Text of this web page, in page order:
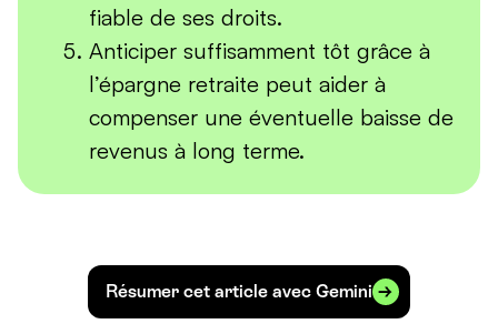
fiable de ses droits.
Anticiper suffisamment tôt grâce à
l’épargne retraite peut aider à
compenser une éventuelle baisse de
revenus à long terme.
Résumer cet article avec Gemini